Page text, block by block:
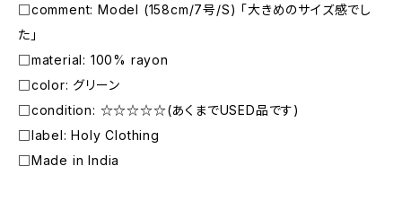
□comment: Model (158cm/7号/S) 「大きめのサイズ感でし
た」
□material: 100% rayon
□color: グリーン
□condition: ☆☆☆☆☆(あくまでUSED品です)
□label: Holy Clothing
□Made in India